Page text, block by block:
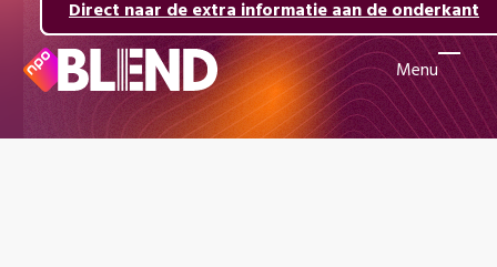
Direct naar de inhoud
Direct naar de hoofdnavigatie
Direct naar de extra informatie aan de onderkant
Menu